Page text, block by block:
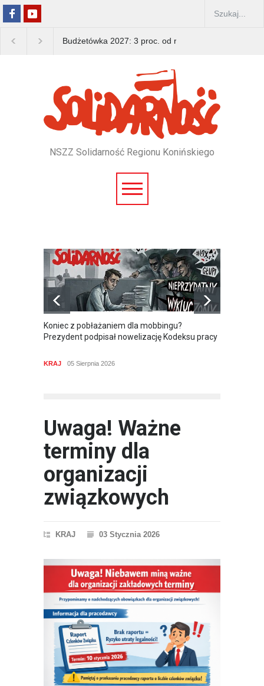
Budżetówka 2027: 3 proc. od rządu, 15 proc. od
NSZZ Solidarność Regionu Konińskiego
Koniec z pobłażaniem dla mobbingu?
Prezydent podpisał nowelizację Kodeksu pracy
KRAJ 05 Sierpnia 2026
Uwaga! Ważne
terminy dla
organizacji
związkowych
KRAJ 03 Stycznia 2026